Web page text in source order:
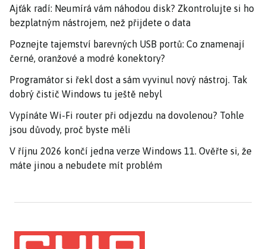
Ajťák radí: Neumírá vám náhodou disk? Zkontrolujte si ho
bezplatným nástrojem, než přijdete o data
Poznejte tajemství barevných USB portů: Co znamenají
černé, oranžové a modré konektory?
Programátor si řekl dost a sám vyvinul nový nástroj. Tak
dobrý čistič Windows tu ještě nebyl
Vypínáte Wi-Fi router při odjezdu na dovolenou? Tohle
jsou důvody, proč byste měli
V říjnu 2026 končí jedna verze Windows 11. Ověřte si, že
máte jinou a nebudete mít problém